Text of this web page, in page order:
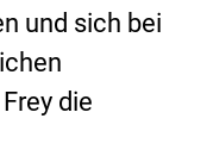
und sich bei
die